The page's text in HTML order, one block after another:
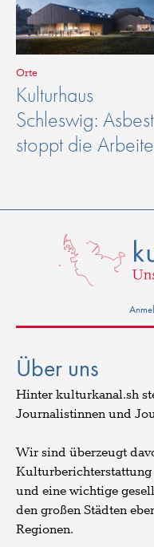
Orte
Kulturhaus
Schleswig: Asbest
stoppt die
Über uns
Hinter kulturkanal.sh
Journalistinnen und
Wir sind überzeugt
Kulturberichterstattung
und eine wichtige
den großen Städten
Regionen.